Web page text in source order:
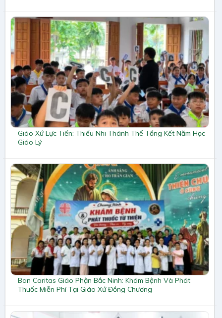
Giáo Xứ Lực Tiến: Thiếu Nhi Thánh Thể Tổng Kết Năm Học
Giáo Lý
Ban Caritas Giáo Phận Bắc Ninh: Khám Bệnh Và Phát
Thuốc Miễn Phí Tại Giáo Xứ Đồng Chương